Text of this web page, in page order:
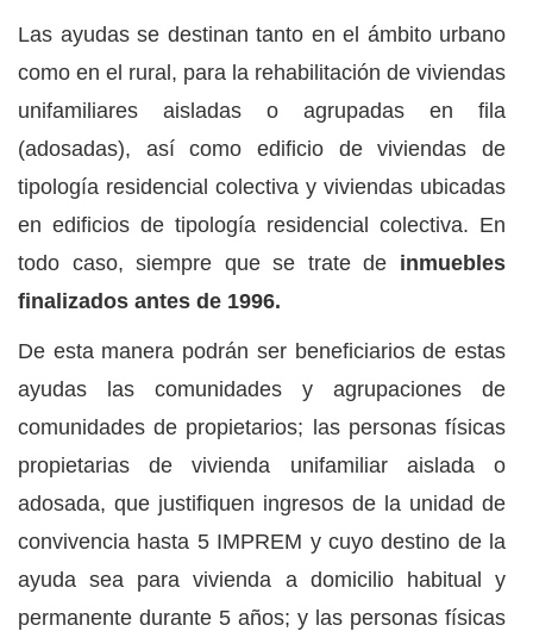
Las ayudas se destinan tanto en el ámbito urbano
como en el rural, para la rehabilitación de viviendas
unifamiliares aisladas o agrupadas en fila
(adosadas), así como edificio de viviendas de
tipología residencial colectiva y viviendas ubicadas
en edificios de tipología residencial colectiva. En
todo caso, siempre que se trate de inmuebles
finalizados antes de 1996.
De esta manera podrán ser beneficiarios de estas
ayudas las comunidades y agrupaciones de
comunidades de propietarios; las personas físicas
propietarias de vivienda unifamiliar aislada o
adosada, que justifiquen ingresos de la unidad de
convivencia hasta 5 IMPREM y cuyo destino de la
ayuda sea para vivienda a domicilio habitual y
permanente durante 5 años; y las personas físicas